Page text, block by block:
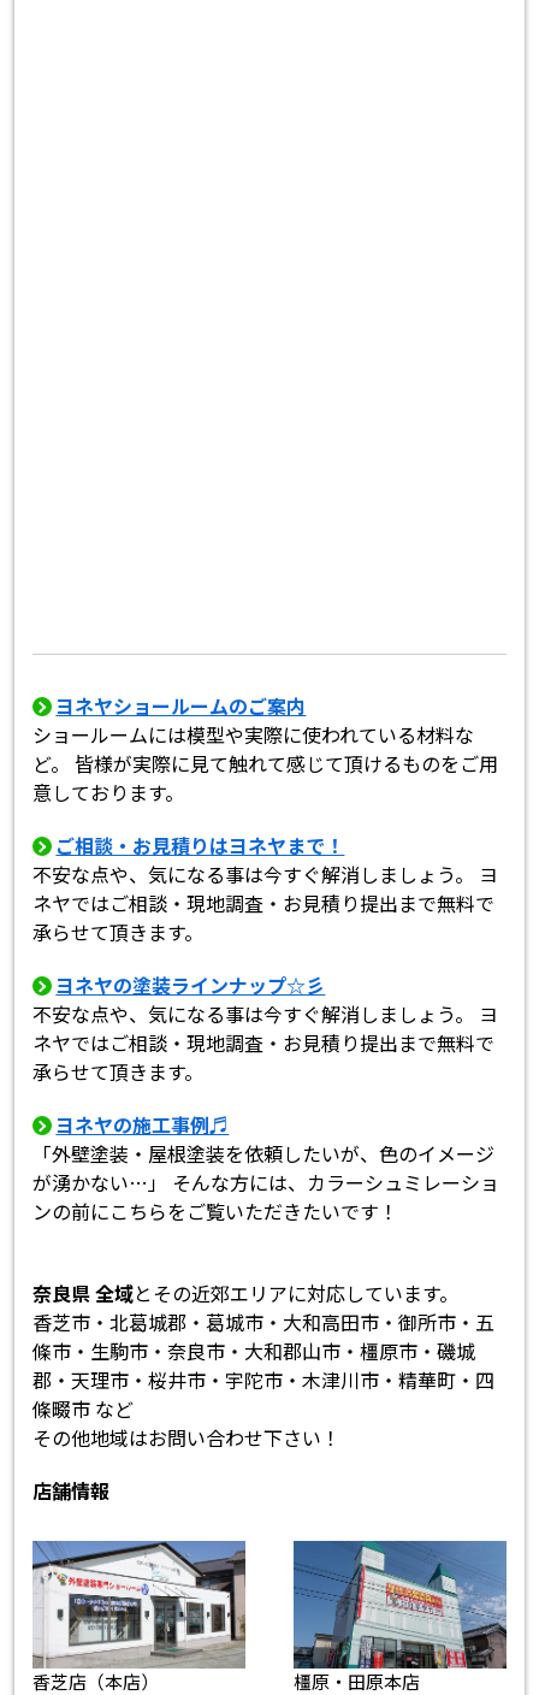
ヨネヤショールームのご案内
ショールームには模型や実際に使われている材料な
ど。 皆様が実際に見て触れて感じて頂けるものをご用
意しております。
ご相談・お見積りはヨネヤまで！
不安な点や、気になる事は今すぐ解消しましょう。 ヨ
ネヤではご相談・現地調査・お見積り提出まで無料で
承らせて頂きます。
ヨネヤの塗装ラインナップ☆彡
不安な点や、気になる事は今すぐ解消しましょう。 ヨ
ネヤではご相談・現地調査・お見積り提出まで無料で
承らせて頂きます。
ヨネヤの施工事例♬
「外壁塗装・屋根塗装を依頼したいが、色のイメージ
が湧かない…」 そんな方には、カラーシュミレーショ
ンの前にこちらをご覧いただきたいです！
奈良県 全域とその近郊エリアに対応しています。
香芝市・北葛城郡・葛城市・大和高田市・御所市・五
條市・生駒市・奈良市・大和郡山市・橿原市・磯城
郡・天理市・桜井市・宇陀市・木津川市・精華町・四
條畷市 など
その他地域はお問い合わせ下さい！
店舗情報
香芝店（本店）
橿原・田原本店